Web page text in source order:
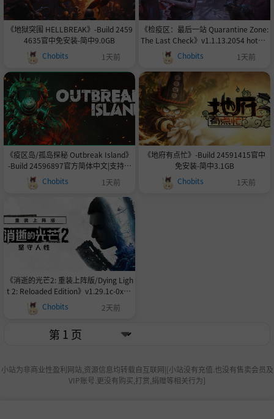
《地狱突围 HELLBREAK》-Build 2459
4635官中免安装-简中9.0GB
Chobits
1天前
《检疫区：最后一站 Quarantine Zone:
The Last Check》v1.1.13.2054 hotfix-
Build 24591723官中免安装-简中12.4G
B
Chobits 1天前
《疫区岛/孤岛探秘 Outbreak Island》
-Build 24596897官方简体中文|支持键
盘.鼠标.手柄容量18.4GB
Chobits 1天前
《地府有点忙》-Build 24591415官中
免安装-简中3.1GB
Chobits
1天前
《消逝的光芒2: 重装上阵版/Dying Ligh
t 2: Reloaded Edition》v1.29.1c-0xde
adcode-Steam V2联机版官中简体
Chobits 2天前
小站为非商业性盈利网站,资源信息均转载自互联网|[小站没有充值.也没有售卖会员及
VIP账号.更没有购买,打赏,捐赠等相关行为]